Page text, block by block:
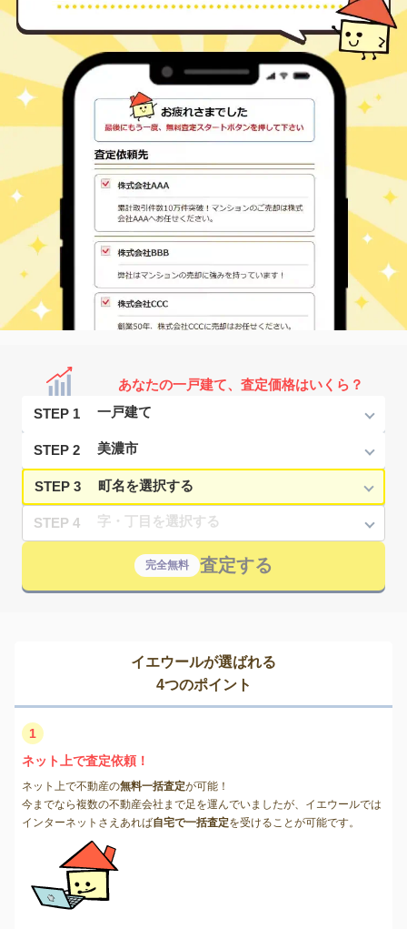
あなたの一戸建て、査定価格はいくら？
STEP 1
STEP 2
STEP 3
STEP 4
完全無料 査定する
イエウールが選ばれる
4つのポイント
1
ネット上で査定依頼！
ネット上で不動産の無料一括査定が可能！
今までなら複数の不動産会社まで足を運んでいましたが、イエウールでは
インターネットさえあれば自宅で一括査定を受けることが可能です。